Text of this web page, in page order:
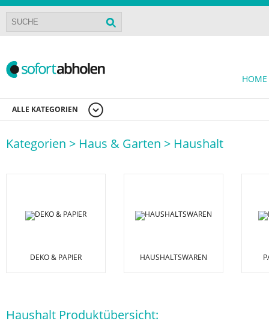
HOME
ALLE KATEGORIEN
Kategorien > Haus & Garten > Haushalt
DEKO & PAPIER HAUSHALTSWAREN
Haushalt Produktübersicht: